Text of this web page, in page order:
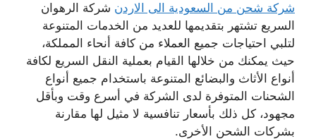
شركة شحن من السعودية الى الاردن شركة الرهوان
السريع تشتهر بتقديمها للعديد من الخدمات المتنوعة
لتلبي احتياجات جميع العملاء من كافة أنحاء المملكة،
حيث يمكنك من خلالها القيام بعملية النقل السريع لكافة
أنواع الأثاث والبضائع المتنوعة باستخدام جميع أنواع
الشحنات المتوفرة لدى الشركة في أسرع وقت وبأقل
مجهود، كل ذلك بأسعار تنافسية لا مثيل لها مقارنة
بشركات الشحن الأخرى.